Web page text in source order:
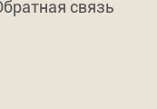
связь